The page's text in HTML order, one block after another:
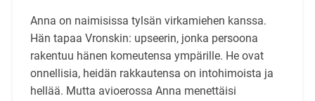
Anna on naimisissa tylsän virkamiehen kanssa.
Hän tapaa Vronskin: upseerin, jonka persoona
rakentuu hänen komeutensa ympärille. He ovat
onnellisia, heidän rakkautensa on intohimoista ja
hellää. Mutta avioerossa Anna menettäisi